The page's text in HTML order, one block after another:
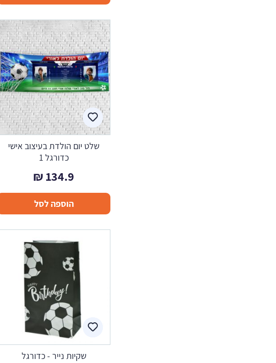
שלט יום הולדת בעיצוב אישי
כדורגל 1
134.9
₪
הוספה לסל
שקיות נייר - כדורגל